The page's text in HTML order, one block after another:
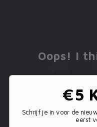
Oops! I
Ga
€5
Schrijf je in voor de
eerst